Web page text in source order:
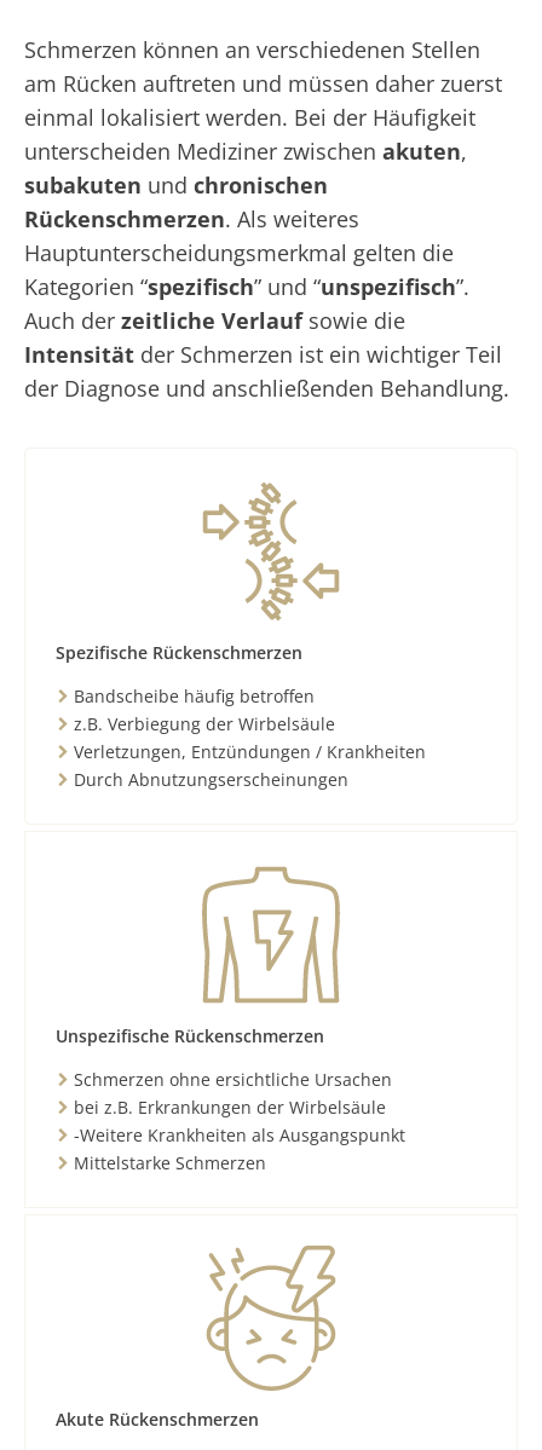
Schmerzen können an verschiedenen Stellen
am Rücken auftreten und müssen daher zuerst
einmal lokalisiert werden. Bei der Häufigkeit
unterscheiden Mediziner zwischen akuten,
subakuten und chronischen
Rückenschmerzen. Als weiteres
Hauptunterscheidungsmerkmal gelten die
Kategorien “spezifisch” und “unspezifisch”.
Auch der zeitliche Verlauf sowie die
Intensität der Schmerzen ist ein wichtiger Teil
der Diagnose und anschließenden Behandlung.
Spezifische Rückenschmerzen
Bandscheibe häufig betroffen
z.B. Verbiegung der Wirbelsäule
Verletzungen, Entzündungen / Krankheiten
Durch Abnutzungserscheinungen
Unspezifische Rückenschmerzen
Schmerzen ohne ersichtliche Ursachen
bei z.B. Erkrankungen der Wirbelsäule
-Weitere Krankheiten als Ausgangspunkt
Mittelstarke Schmerzen
Akute Rückenschmerzen